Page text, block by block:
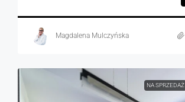
Magdalena Mulczyńska
NA SPRZEDAŻ